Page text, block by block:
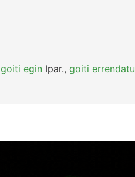
goiti egin Ipar., goiti errendatu